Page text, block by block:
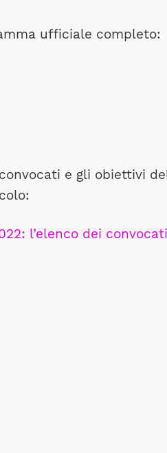
ufficiale completo:
e gli obiettivi
l’elenco dei